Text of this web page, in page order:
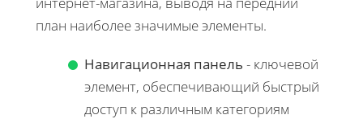
план наиболее значимые элементы.
Навигационная панель - ключевой
элемент, обеспечивающий быстрый
доступ к различным категориям